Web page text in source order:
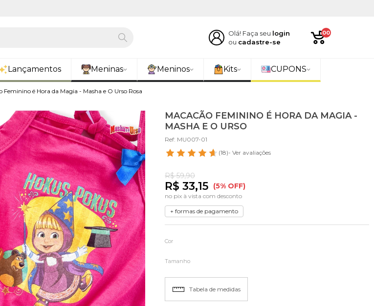
Olá! Faça seu login
ou cadastre-se
00
Lançamentos Meninas Meninos Kits CUPONS
Feminino é Hora da Magia - Masha e O Urso Rosa
MACACÃO FEMININO É HORA DA MAGIA -
MASHA E O URSO
Ref: MU007-01
(18)- Ver avaliações
R$ 59,90
R$ 33,15 (5% OFF)
no pix à vista com desconto
+ formas de pagamento
Cor
Tamanho
Tabela de medidas